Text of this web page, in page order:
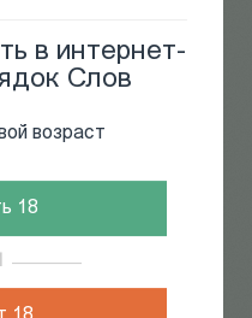
в интернет-
Слов
возраст
18
/
Теория кино.